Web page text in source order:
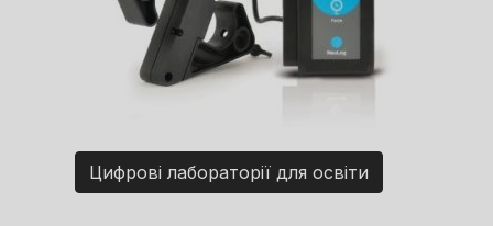
Цифрові лабораторії для освіти